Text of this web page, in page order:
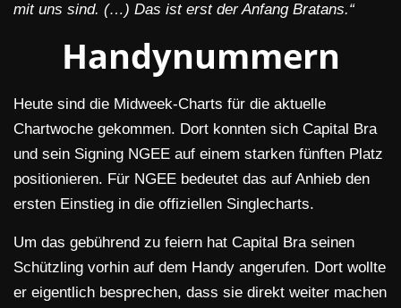
mit uns sind. (…) Das ist erst der Anfang Bratans.“
Handynummern
Heute sind die Midweek-Charts für die aktuelle
Chartwoche gekommen. Dort konnten sich Capital Bra
und sein Signing NGEE auf einem starken fünften Platz
positionieren. Für NGEE bedeutet das auf Anhieb den
ersten Einstieg in die offiziellen Singlecharts.
Um das gebührend zu feiern hat Capital Bra seinen
Schützling vorhin auf dem Handy angerufen. Dort wollte
er eigentlich besprechen, dass sie direkt weiter machen